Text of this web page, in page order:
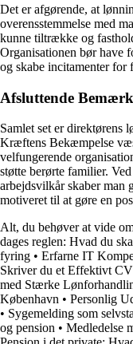
Det er afgørende, at
overensstemmelse med
kunne tiltrække og
Organisationen bør have
og skabe incitamenter for
Afsluttende
Samlet set er direktørens
Kræftens Bekæmpelse
velfungerende
støtte berørte familier.
arbejdsvilkår skaber man
motiveret til at gøre en
Alt, du behøver at vide
dages reglen: Hvad du
fyring • Erfarne IT
Skriver du et Effektivt
med Stærke
København • Personlig
• Sygemelding som
og pension • Medledelse